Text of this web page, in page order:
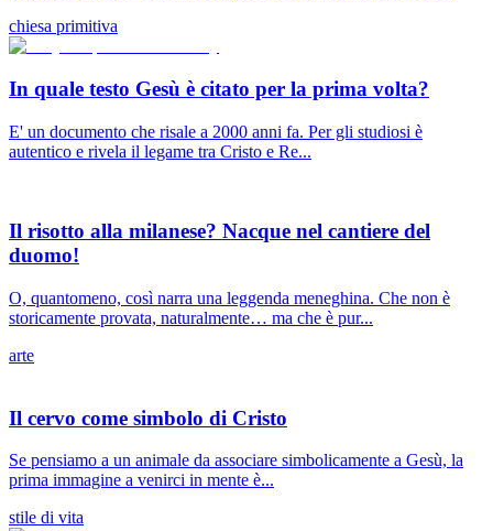
chiesa primitiva
In quale testo Gesù è citato per la prima volta?
E' un documento che risale a 2000 anni fa. Per gli studiosi è
autentico e rivela il legame tra Cristo e Re...
Il risotto alla milanese? Nacque nel cantiere del
duomo!
O, quantomeno, così narra una leggenda meneghina. Che non è
storicamente provata, naturalmente… ma che è pur...
arte
Il cervo come simbolo di Cristo
Se pensiamo a un animale da associare simbolicamente a Gesù, la
prima immagine a venirci in mente è...
stile di vita